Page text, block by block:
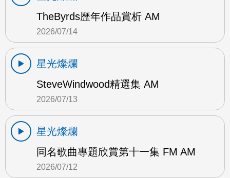
TheByrds歷年作品賞析 AM
2026/07/14
星光燦爛
SteveWindwood精選集 AM
2026/07/13
星光燦爛
同名歌曲專題欣賞第十一集 FM AM
2026/07/12